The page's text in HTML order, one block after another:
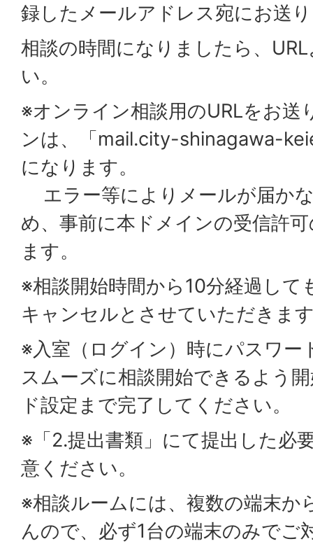
録したメールアドレス宛にお送
相談の時間になりましたら、
い。
※オンライン相談用のURLをお送
ンは、「mail.city-shinagawa-
になります。
エラー等によりメールが届か
め、事前に本ドメインの受信許
ます。
※相談開始時間から10分経過して
キャンセルとさせていただきま
※入室（ログイン）時にパスワー
スムーズに相談開始できるよう
ド設定まで完了してください。
※「2.提出書類」にて提出した必
意ください。
※相談ルームには、複数の端末か
んので、必ず1台の端末のみでご